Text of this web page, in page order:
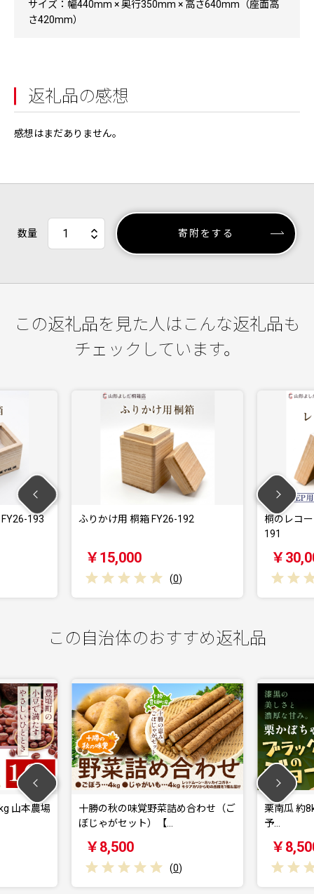
サイズ：幅440mm × 奥行350mm × 高さ640mm（座面高
さ420mm）
返礼品の感想
感想はまだありません。
数量 寄附をする
この返礼品を見た人はこんな返礼品も
チェックしています。
け用 桐箱 FY26-192
桐のレコードボックス(EP用)
この自治体のおすすめ返礼品
十勝の秋の味覚野菜詰め合わせ（ご
ぼじゃがセット）【…
( 0)
栗南瓜 約8kg (4～6玉)
( 0)